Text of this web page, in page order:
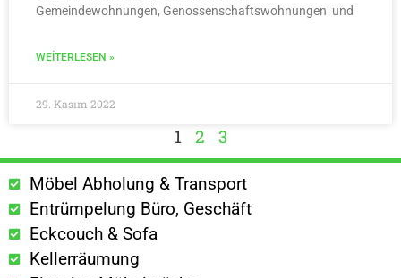
Gemeindewohnungen, Genossenschaftswohnungen und
WEITERLESEN »
29. Kasım 2022
1 2 3
Möbel Abholung & Transport
Entrümpelung Büro, Geschäft
Eckcouch & Sofa
Kellerräumung